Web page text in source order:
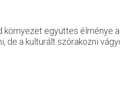
együttes élménye
de a kulturált szórakozni